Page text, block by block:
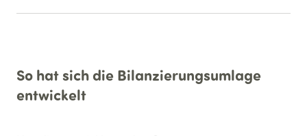
So hat sich die Bilanzierungs­umlage
entwickelt